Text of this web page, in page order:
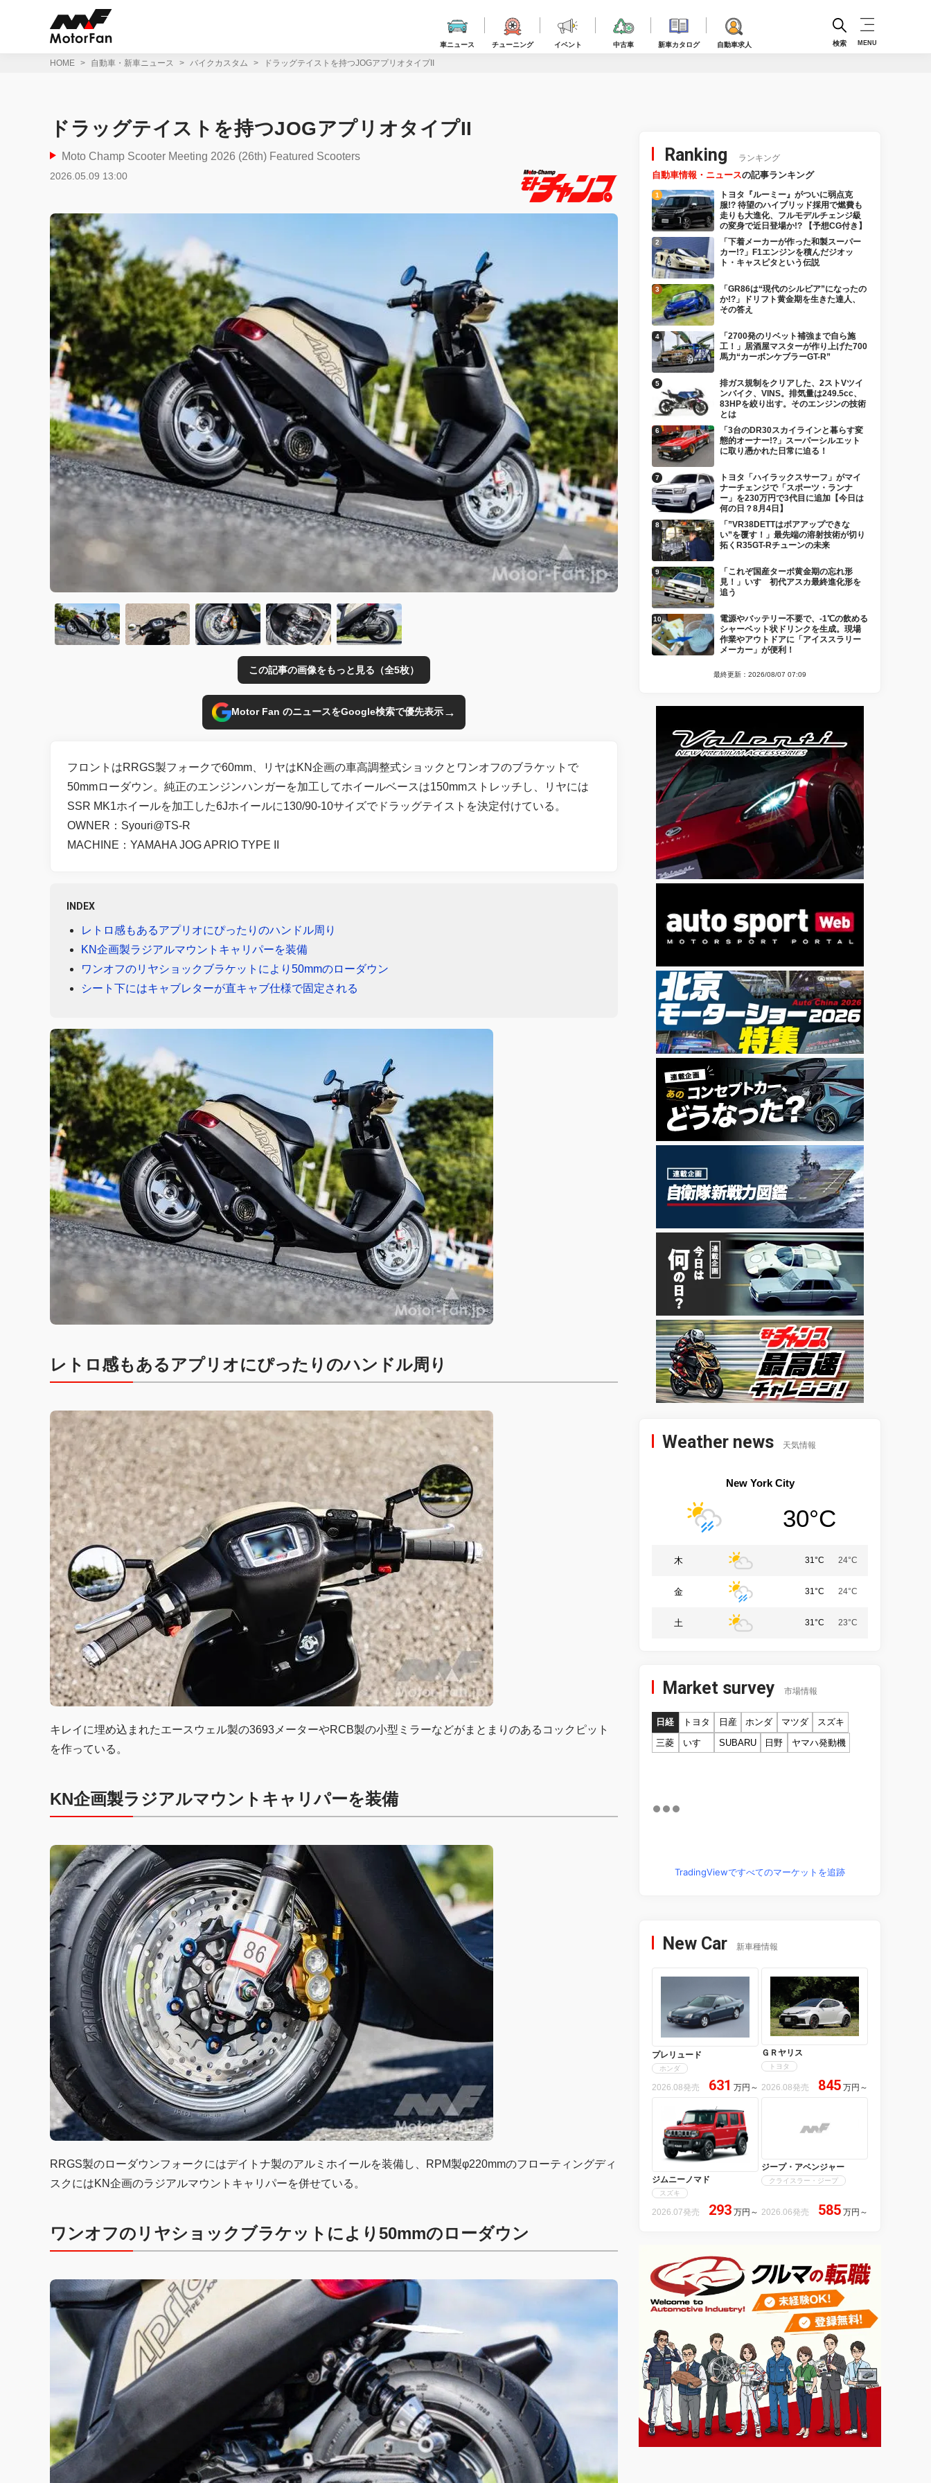
車ニュース チューニング イベント 中古車 新車カタログ 自動車求人 検索 MENU
HOME 自動車・新車ニュース バイクカスタム ドラッグテイストを持つJOGアプリオタイプII
ドラッグテイストを持つJOGアプリオタイプII
Moto Champ Scooter Meeting 2026 (26th) Featured Scooters
2026.05.09 13:00
この記事の画像をもっと見る（全5枚）
Motor Fan のニュースをGoogle検索で優先表示→
フロントはRRGS製フォークで60mm、リヤはKN企画の車高調整式ショックとワンオフのブラケットで
50mmローダウン。純正のエンジンハンガーを加工してホイールベースは150mmストレッチし、リヤには
SSR MK1ホイールを加工した6Jホイールに130/90-10サイズでドラッグテイストを決定付けている。
OWNER：Syouri@TS-R
MACHINE：YAMAHA JOG APRIO TYPE II
INDEX
レトロ感もあるアプリオにぴったりのハンドル周り
KN企画製ラジアルマウントキャリパーを装備
ワンオフのリヤショックブラケットにより50mmのローダウン
シート下にはキャブレターが直キャブ仕様で固定される
レトロ感もあるアプリオにぴったりのハンドル周り
キレイに埋め込まれたエースウェル製の3693メーターやRCB製の小型ミラーなどがまとまりのあるコックピット
を作っている。
KN企画製ラジアルマウントキャリパーを装備
RRGS製のローダウンフォークにはデイトナ製のアルミホイールを装備し、RPM製φ220mmのフローティングディ
スクにはKN企画のラジアルマウントキャリパーを併せている。
ワンオフのリヤショックブラケットにより50mmのローダウン
Ranking ランキング
自動車情報・ニュースの記事ランキング
トヨタ『ルーミー』がついに弱点克
服!? 待望のハイブリッド採用で燃費も
走りも大進化、フルモデルチェンジ級
の変身で近日登場か!? 【予想CG付き】
「下着メーカーが作った和製スーパー
カー!?」F1エンジンを積んだジオッ
ト・キャスピタという伝説
「GR86は“現代のシルビア”になったの
か!?」ドリフト黄金期を生きた達人、
その答え
「2700発のリベット補強まで自ら施
工！」居酒屋マスターが作り上げた700
馬力“カーボンケブラーGT-R”
排ガス規制をクリアした、2ストVツイ
ンバイク、VINS。排気量は249.5cc、
83HPを絞り出す。そのエンジンの技術
とは
「3台のDR30スカイラインと暮らす変
態的オーナー!?」スーパーシルエット
に取り憑かれた日常に迫る！
トヨタ「ハイラックスサーフ」がマイ
ナーチェンジで「スポーツ・ランナ
ー」を230万円で3代目に追加【今日は
何の日？8月4日】
「”VR38DETTはボアアップできな
い”を覆す！」最先端の溶射技術が切り
拓くR35GT-Rチューンの未来
「これぞ国産ターボ黄金期の忘れ形
見！」いすゞ初代アスカ最終進化形を
追う
電源やバッテリー不要で、-1℃の飲める
シャーベット状ドリンクを生成。現場
作業やアウトドアに「アイススラリー
メーカー」が便利！
最終更新：2026/08/07 07:09
Weather news 天気情報
New York City
30°C
木 31°C 24°C
金 31°C 24°C
土 31°C 23°C
Market survey 市場情報
日経 トヨタ 日産 ホンダ マツダ
スズキ
三菱
いすゞ SUBARU 日野 ヤマハ発動機
TradingViewですべてのマーケットを追跡
New Car 新車種情報
プレリュード
ホンダ
2026.08発売 631 万円 ～
ＧＲヤリス
トヨタ
2026.08発売 845 万円 ～
ジムニーノマド
スズキ
2026.07発売 293 万円 ～
ジープ・アベンジャー
クライスラー・ジープ
2026.06発売 585 万円 ～